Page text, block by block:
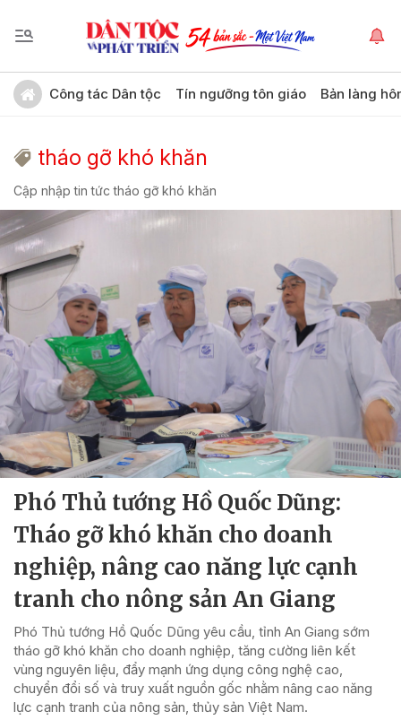
Công tác Dân tộc Tín ngưỡng tôn giáo Bản làng
tháo gỡ khó khăn
Cập nhập tin tức tháo gỡ khó khăn
Phó Thủ tướng Hồ Quốc Dũng:
Tháo gỡ khó khăn cho doanh
nghiệp, nâng cao năng lực cạnh
tranh cho nông sản An Giang
Phó Thủ tướng Hồ Quốc Dũng yêu cầu, tỉnh An Giang sớm
tháo gỡ khó khăn cho doanh nghiệp, tăng cường liên kết
vùng nguyên liệu, đẩy mạnh ứng dụng công nghệ cao,
chuyển đổi số và truy xuất nguồn gốc nhằm nâng cao năng
lực cạnh tranh của nông sản, thủy sản Việt Nam.